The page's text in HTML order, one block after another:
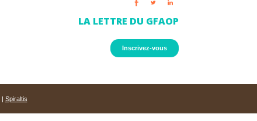
LA LETTRE DU GFAOP
Inscrivez-vous
Spiraltis